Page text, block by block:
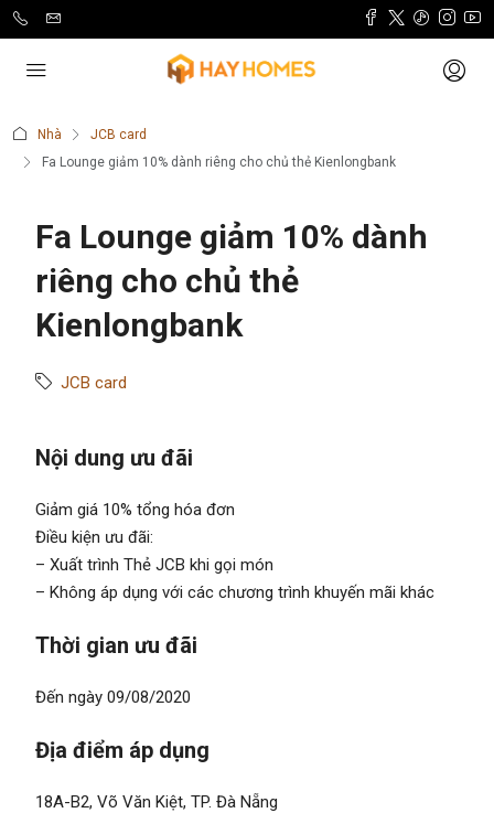
Nhà
JCB card
Fa Lounge giảm 10% dành riêng cho chủ thẻ Kienlongbank
Fa Lounge giảm 10% dành
riêng cho chủ thẻ
Kienlongbank
JCB card
Nội dung ưu đãi
Giảm giá 10% tổng hóa đơn
Điều kiện ưu đãi:
– Xuất trình Thẻ JCB khi gọi món
– Không áp dụng với các chương trình khuyến mãi khác
Thời gian ưu đãi
Đến ngày 09/08/2020
Địa điểm áp dụng
18A-B2, Võ Văn Kiệt, TP. Đà Nẵng